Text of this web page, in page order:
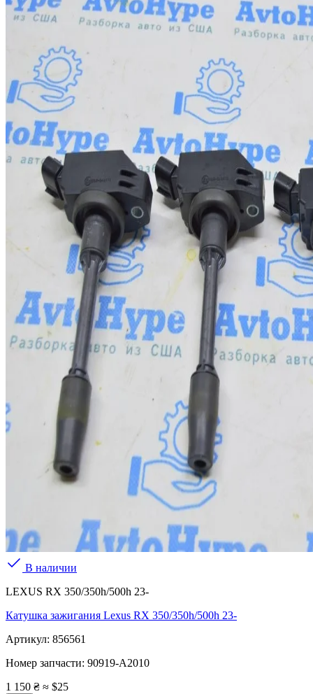
В наличии
LEXUS RX 350/350h/500h 23-
Катушка зажигания Lexus RX 350/350h/500h 23-
Артикул: 856561
Номер запчасти: 90919-A2010
1 150 ₴ ≈ $25